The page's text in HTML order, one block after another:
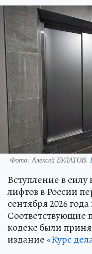
Фото:Алексей БУЛАТОВ.
Вступление в
лифтов в России
сентября 2026
кодекс были
издание«Курс